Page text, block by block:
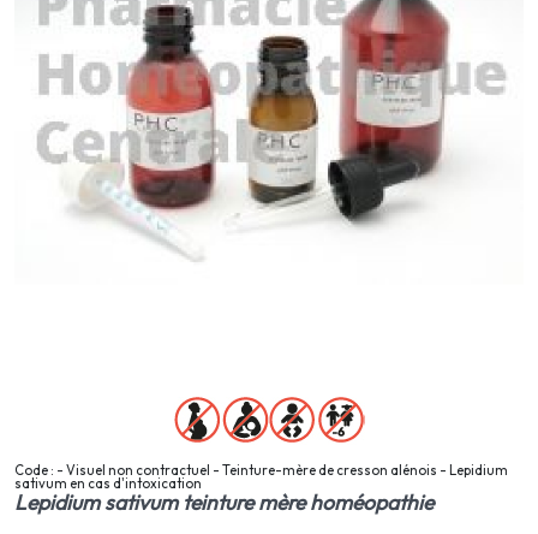
Code : - Visuel non contractuel - Teinture-mère de cresson alénois - Lepidium
sativum en cas d'intoxication
Lepidium sativum teinture mère homéopathie